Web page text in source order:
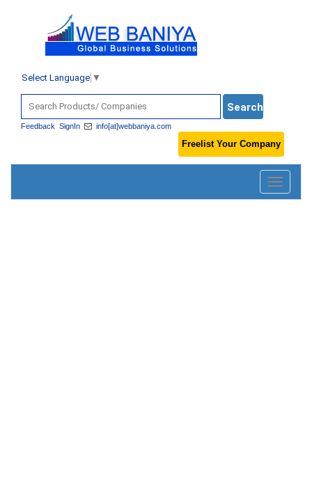
Select Language ▼
Feedback SignIn info[at]webbaniya.com
Freelist Your Company
Toggle